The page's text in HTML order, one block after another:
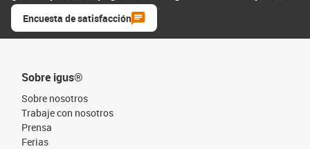
Encuesta de satisfacción
Sobre igus®
Sobre nosotros
Trabaje con nosotros
Prensa
Ferias